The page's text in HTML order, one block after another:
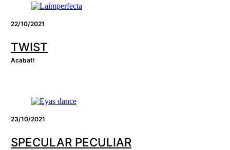
22/10/2021
TWIST
Acabat!
23/10/2021
SPECULAR PECULIAR